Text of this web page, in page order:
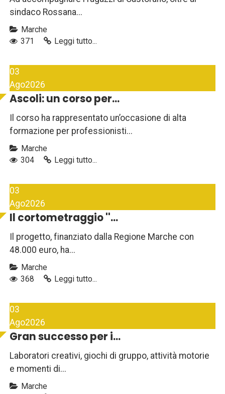
sindaco Rossana...
Marche
371
Leggi tutto...
03
Ago2026
Ascoli: un corso per...
Il corso ha rappresentato un’occasione di alta
formazione per professionisti...
Marche
304
Leggi tutto...
03
Ago2026
Il cortometraggio ''...
Il progetto, finanziato dalla Regione Marche con
48.000 euro, ha...
Marche
368
Leggi tutto...
03
Ago2026
Gran successo per i...
Laboratori creativi, giochi di gruppo, attività motorie
e momenti di...
Marche